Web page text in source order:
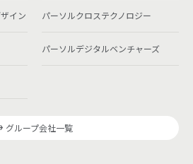
イン パーソルクロステクノロジー
パーソルデジタルベンチャーズ
グループ会社一覧